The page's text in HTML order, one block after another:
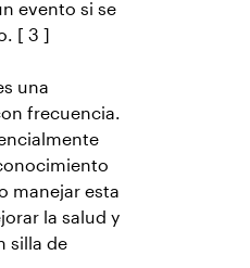
evento si se
[ 3 ]
una
frecuencia.
manejar esta
la salud y
silla de